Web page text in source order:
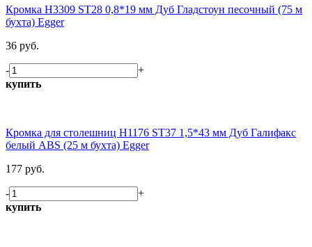
Кромка H3309 ST28 0,8*19 мм Дуб Гладстоун песочный (75 м
бухта) Egger
36 руб.
-
+
купить
Кромка для столешниц H1176 ST37 1,5*43 мм Дуб Галифакс
белый ABS (25 м бухта) Egger
177 руб.
-
+
купить